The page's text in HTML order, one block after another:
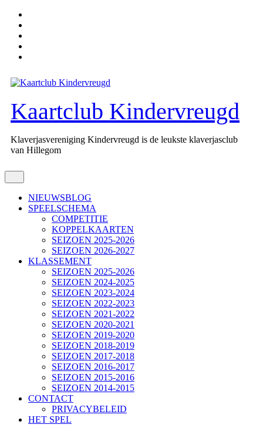
naar
inhoud
Kaartclub Kindervreugd
Klaverjasvereniging Kindervreugd is de leukste klaverjasclub
van Hillegom
knop
NIEUWSBLOG
SPEELSCHEMA
COMPETITIE
KOPPELKAARTEN
SEIZOEN 2025-2026
SEIZOEN 2026-2027
KLASSEMENT
SEIZOEN 2025-2026
SEIZOEN 2024-2025
SEIZOEN 2023-2024
SEIZOEN 2022-2023
SEIZOEN 2021-2022
SEIZOEN 2020-2021
SEIZOEN 2019-2020
SEIZOEN 2018-2019
SEIZOEN 2017-2018
SEIZOEN 2016-2017
SEIZOEN 2015-2016
SEIZOEN 2014-2015
CONTACT
PRIVACYBELEID
HET SPEL